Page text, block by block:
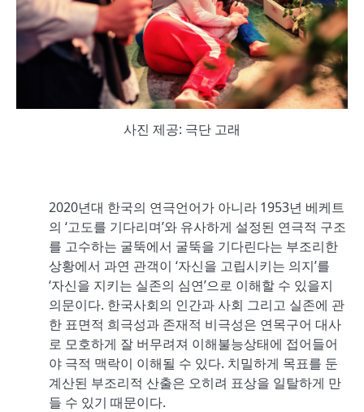
사진 제공: 극단 고래
2020년대 한국의 연극언어가 아니라 1953년 베케트
의 ‘고도를 기다리며’와 유사하게 설정된 연극적 구조
를 고수하는 굴뚝에서 굴뚝을 기다린다는 부조리한
상황에서 과연 관객이 ‘자신을 고립시키는 의지’를
‘자신을 지키는 실존의 심연’으로 이해할 수 있을지
의문이다. 한국사회의 인간과 사회 그리고 실존에 관
한 표면적 희극성과 존재적 비극성은 연목구어 대사
로 모호하게 잘 버무려져 이해불능상태에 접어들어
야 극적 맥락이 이해될 수 있다. 치밀하게 목표를 둔
계산된 부조리적 산출은 오히려 표상을 일탈하게 만
들 수 있기 때문이다.